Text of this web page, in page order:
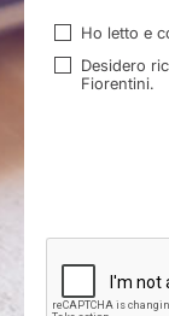
Ho letto e
Desidero
Fiorentini.